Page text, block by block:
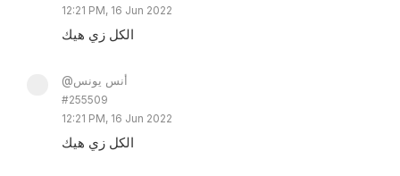
12:21 PM, 16 Jun 2022
الكل زي هيك
@أنس يونس
#255509
12:21 PM, 16 Jun 2022
الكل زي هيك